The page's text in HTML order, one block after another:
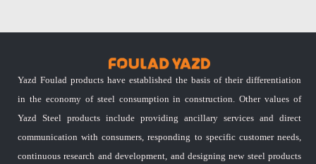
Yazd Foulad products have established the basis of their differentiation
in the economy of steel consumption in construction. Other values of
Yazd Steel products include providing ancillary services and direct
communication with consumers, responding to specific customer needs,
continuous research and development, and designing new steel products